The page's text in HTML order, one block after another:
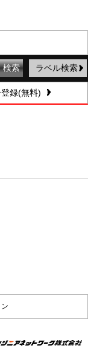
ラベル検索
録(無料)